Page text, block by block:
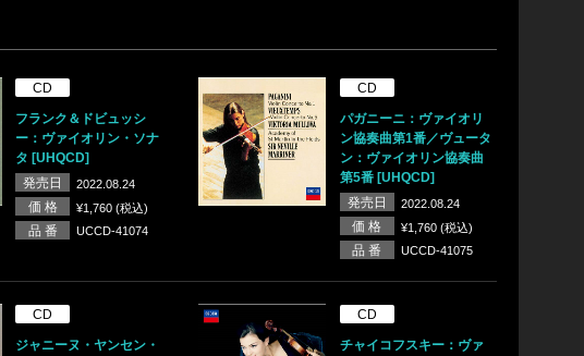
CD
フランク＆ドビュッシ
ー：ヴァイオリン・ソナ
タ [UHQCD]
発売日
2022.08.24
価 格 ¥1,760 (税込)
品 番 UCCD-41074
CD
パガニーニ：ヴァイオリ
ン協奏曲第1番／ヴュータ
ン：ヴァイオリン協奏曲
第5番 [UHQCD]
発売日
2022.08.24
価 格 ¥1,760 (税込)
品 番 UCCD-41075
CD
ジャニーヌ・ヤンセン・
CD
チャイコフスキー：ヴァ